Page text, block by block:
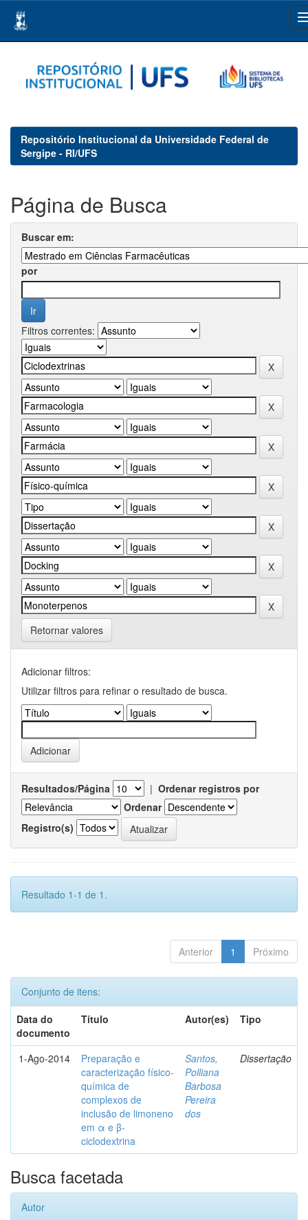
navigation
Repositório Institucional da Universidade Federal de
Sergipe - RI/UFS
Página de Busca
Buscar em:
por
Filtros correntes:
Retornar valores
Adicionar filtros:
Utilizar filtros para refinar o resultado de busca.
Resultados/Página | Ordenar registros por
Ordenar
Registro(s)
Resultado 1-1 de 1.
Anterior 1 Próximo
Conjunto de itens:
Data do
documento
Título Autor(es) Tipo
1-Ago-2014
Preparação e
caracterização físico-
química de
complexos de
inclusão de limoneno
em α e β-
ciclodextrina
Santos,
Polliana
Barbosa
Pereira
dos
Dissertação
Busca facetada
Autor